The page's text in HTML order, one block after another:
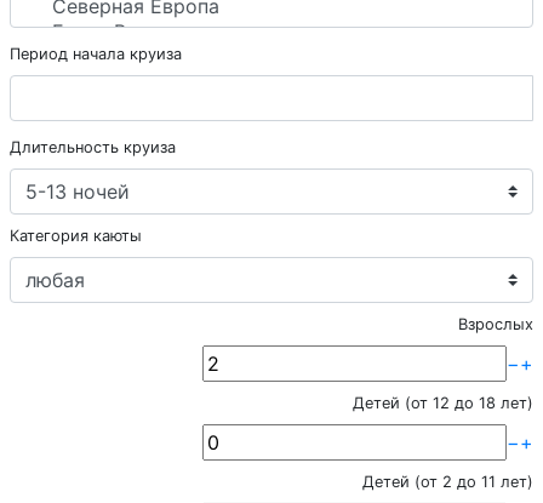
Период начала круиза
Длительность круиза
Категория каюты
Взрослых
−+
Детей (от 12 до 18 лет)
−+
Детей (от 2 до 11 лет)